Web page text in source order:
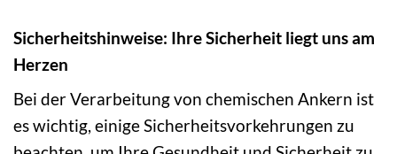
Sicherheitshinweise: Ihre Sicherheit liegt uns am
Herzen
Bei der Verarbeitung von chemischen Ankern ist
es wichtig, einige Sicherheitsvorkehrungen zu